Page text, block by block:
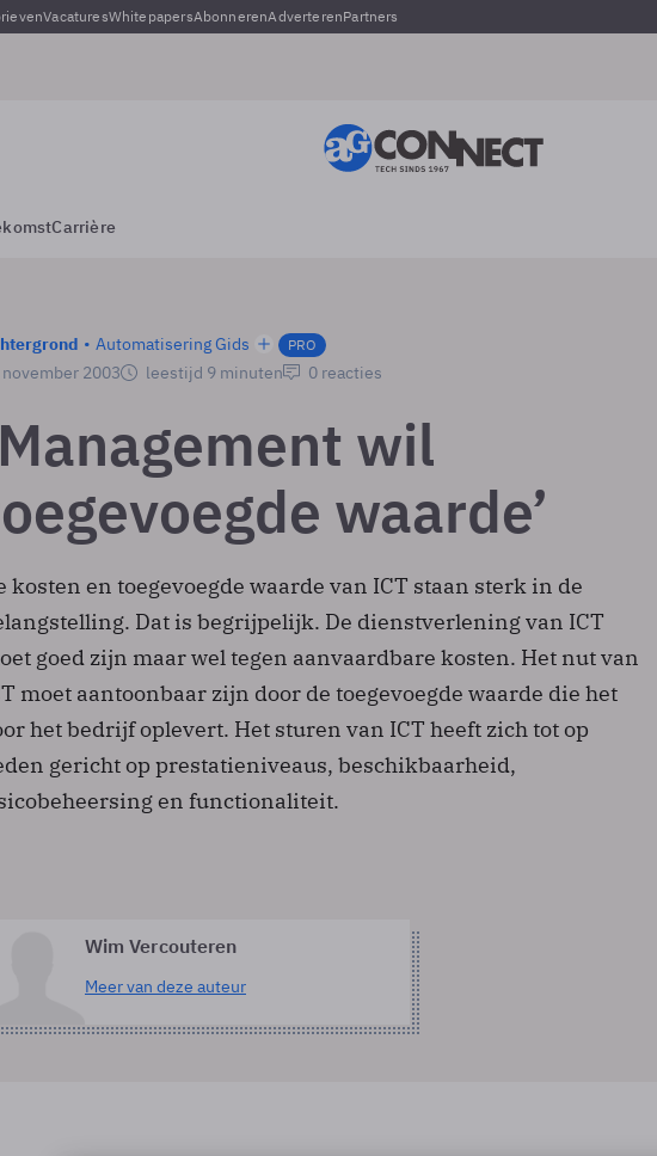
VacaturesWhitepapersAbonnerenAdverterenPartners
Carrière
Automatisering Gids PRO
november 2003 leestijd 9 minuten 0 reacties
wil
waarde’
kosten en toegevoegde waarde van ICT staan sterk in de
Dat is begrijpelijk. De dienstverlening van ICT
goed zijn maar wel tegen aanvaardbare kosten. Het nut van
moet aantoonbaar zijn door de toegevoegde waarde die het
het bedrijf oplevert. Het sturen van ICT heeft zich tot op
gericht op prestatieniveaus, beschikbaarheid,
en functionaliteit.
Wim Vercouteren
Meer van deze auteur